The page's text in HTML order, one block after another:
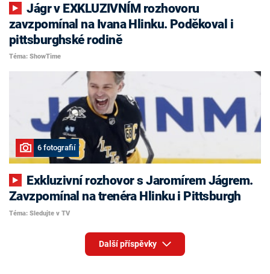
Jágr v EXKLUZIVNÍM rozhovoru
zavzpomínal na Ivana Hlinku. Poděkoval i
pittsburghské rodině
Téma: ShowTime
6 fotografií
Zavzpomínal na trenéra Hlinku i Pittsburgh
Téma: Sledujte v TV
Další příspěvky